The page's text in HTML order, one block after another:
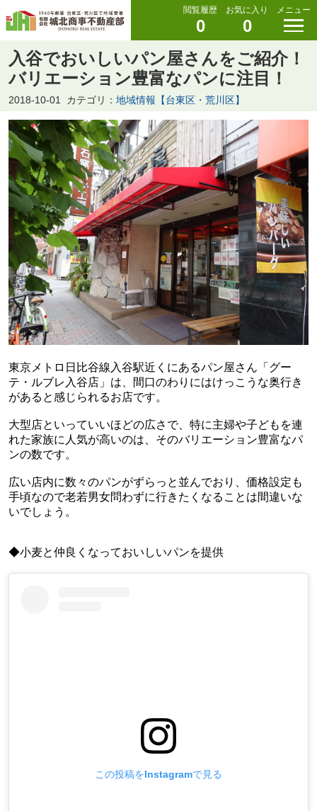
閲覧履歴
0
お気に入り
0
メニュー
入谷でおいしいパン屋さんをご紹介！
バリエーション豊富なパンに注目！
2018-10-01 カテゴリ： 地域情報【台東区・荒川区】
東京メトロ日比谷線入谷駅近くにあるパン屋さん「グー
テ・ルブレ入谷店」は、間口のわりにはけっこうな奥行き
があると感じられるお店です。
大型店といっていいほどの広さで、特に主婦や子どもを連
れた家族に人気が高いのは、そのバリエーション豊富なパ
ンの数です。
広い店内に数々のパンがずらっと並んでおり、価格設定も
手頃なので老若男女問わずに行きたくなることは間違いな
いでしょう。
◆小麦と仲良くなっておいしいパンを提供
この投稿をInstagramで見る